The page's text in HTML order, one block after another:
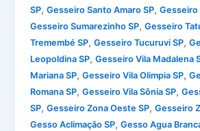
SP,Gesseiro Santo Amaro SP,Gesseiro
Gesseiro Sumarezinho SP,Gesseiro
Tremembé SP,Gesseiro Tucuruvi SP,
Leopoldina SP,Gesseiro Vila Madalena
Mariana SP,Gesseiro Vila Olimpia SP,
Romana SP,Gesseiro Vila Sônia SP,
SP,Gesseiro Zona Oeste SP,Gesseiro
Gesso Aclimação SP,Gesso Agua